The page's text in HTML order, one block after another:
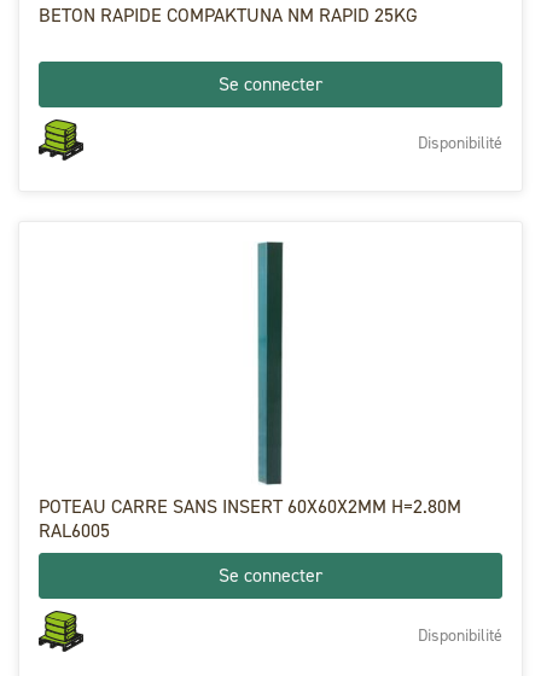
BETON RAPIDE COMPAKTUNA NM RAPID 25KG
Se connecter
Disponibilité
POTEAU CARRE SANS INSERT 60X60X2MM H=2.80M
RAL6005
Se connecter
Disponibilité